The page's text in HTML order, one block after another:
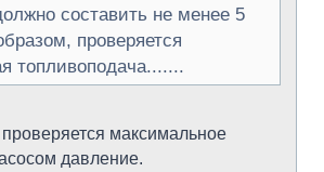
составить не менее 5
проверяется
топливоподача.......
максимальное
давление.